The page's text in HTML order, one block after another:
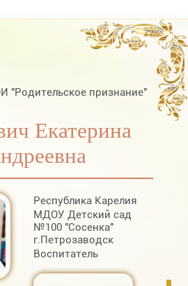
"Родительское признание"
Екатерина
Республика Карелия
МДОУ Детский сад
№100 "Сосенка"
г.Петрозаводск
Воспитатель